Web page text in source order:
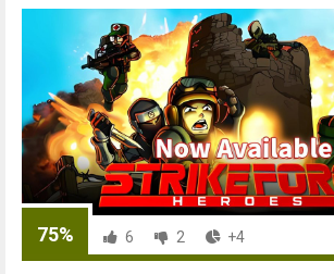
75% 6 2 +4